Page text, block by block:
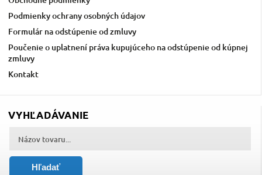
Podmienky ochrany osobných údajov
Formulár na odstúpenie od zmluvy
Poučenie o uplatnení práva kupujúceho na odstúpenie od kúpnej
zmluvy
Kontakt
VYHĽADÁVANIE
Hľadať